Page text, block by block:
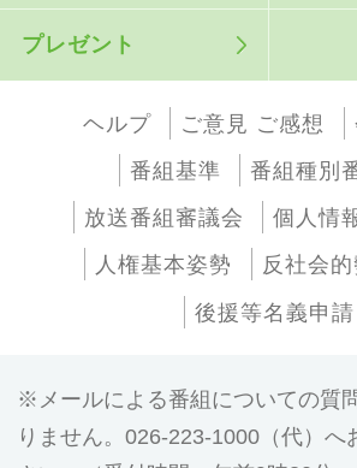
プレゼント
ヘルプ ご意見 ご感想
番組基準
番組種別
放送番組審議会
個人情
人権基本姿勢
反社会
後援等名義申請
メールによる番組についての質
りません。026-223-1000（代）へ